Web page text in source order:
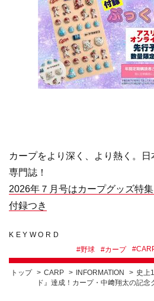
カープをより深く、より熱く。
専門誌！
2026年７月号はカープグッズ特
付録つき
KEYWORD
#野球 #カープ #
トップ CARP INFORMATION
史上
ド』達成！カープ・中﨑翔太の記